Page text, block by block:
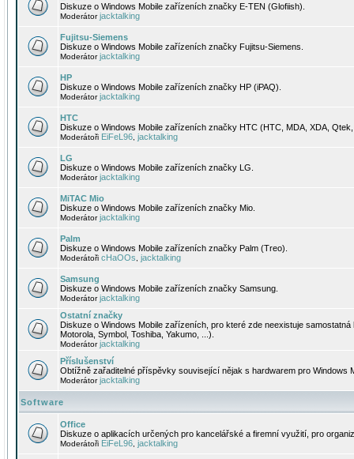
Diskuze o Windows Mobile zařízeních značky E-TEN (Glofiish).
Moderátorjacktalking
Fujitsu-Siemens
Diskuze o Windows Mobile zařízeních značky Fujitsu-Siemens.
Moderátorjacktalking
HP
Diskuze o Windows Mobile zařízeních značky HP (iPAQ).
Moderátorjacktalking
HTC
Diskuze o Windows Mobile zařízeních značky HTC (HTC, MDA, XDA,
Moderátoři EiFeL96 jacktalking
LG
Diskuze o Windows Mobile zařízeních značky LG.
Moderátorjacktalking
MiTAC Mio
Diskuze o Windows Mobile zařízeních značky Mio.
Moderátorjacktalking
Palm
Diskuze o Windows Mobile zařízeních značky Palm (Treo).
Moderátoři cHaOOs jacktalking
Samsung
Diskuze o Windows Mobile zařízeních značky Samsung.
Moderátorjacktalking
Ostatní značky
Diskuze o Windows Mobile zařízeních, pro které zde neexistuje
Motorola, Symbol, Toshiba, Yakumo, ...).
Moderátorjacktalking
Příslušenství
Obtížně zařaditelné příspěvky související nějak s hardwarem pro Windows
Moderátorjacktalking
Software
Office
Diskuze o aplikacích určených pro kancelářské a firemní využití, pro
Moderátoři EiFeL96 jacktalking